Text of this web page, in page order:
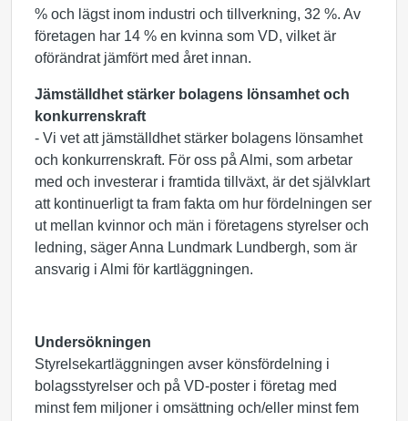
% och lägst inom industri och tillverkning, 32 %. Av
företagen har 14 % en kvinna som VD, vilket är
oförändrat jämfört med året innan.
Jämställdhet stärker bolagens lönsamhet och
konkurrenskraft
- Vi vet att jämställdhet stärker bolagens lönsamhet
och konkurrenskraft. För oss på Almi, som arbetar
med och investerar i framtida tillväxt, är det självklart
att kontinuerligt ta fram fakta om hur fördelningen ser
ut mellan kvinnor och män i företagens styrelser och
ledning, säger Anna Lundmark Lundbergh, som är
ansvarig i Almi för kartläggningen.
Undersökningen
Styrelsekartläggningen avser könsfördelning i
bolagsstyrelser och på VD-poster i företag med
minst fem miljoner i omsättning och/eller minst fem